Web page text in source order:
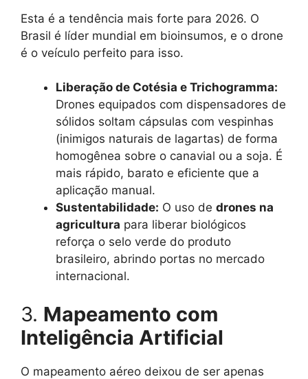
Esta é a tendência mais forte para 2026. O
Brasil é líder mundial em bioinsumos, e o drone
é o veículo perfeito para isso.
Liberação de Cotésia e Trichogramma:
Drones equipados com dispensadores de
sólidos soltam cápsulas com vespinhas
(inimigos naturais de lagartas) de forma
homogênea sobre o canavial ou a soja. É
mais rápido, barato e eficiente que a
aplicação manual.
Sustentabilidade: O uso de drones na
agricultura para liberar biológicos
reforça o selo verde do produto
brasileiro, abrindo portas no mercado
internacional.
3. Mapeamento com
Inteligência Artificial
O mapeamento aéreo deixou de ser apenas